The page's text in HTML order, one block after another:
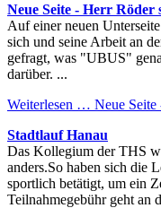
Neue Seite - Herr Röder
Auf einer neuen
sich und seine Arbeit an
gefragt, was "UBUS"
darüber. ...
Weiterlesen … Neue
Stadtlauf Hanau
Das Kollegium der THS
anders.So haben sich die
sportlich betätigt, um ein
Teilnahmegebühr geht an